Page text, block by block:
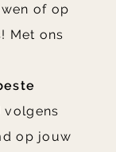
of op
Met ons
volgens
op jouw